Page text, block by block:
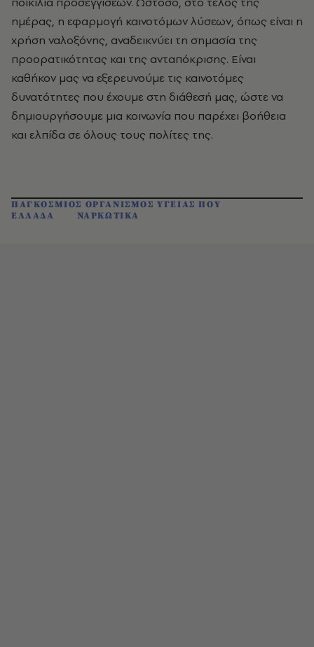
ημέρας, η εφαρμογή καινοτόμων λύσεων, όπως είναι η
χρήση ναλοξόνης, αναδεικνύει τη σημασία της
προορατικότητας και της ανταπόκρισης. Είναι
καθήκον μας να εξερευνούμε τις καινοτόμες
δυνατότητες που έχουμε στη διάθεσή μας, ώστε να
δημιουργήσουμε μια κοινωνία που παρέχει βοήθεια
και ελπίδα σε όλους τους πολίτες της.
ΠΑΓΚΟΣΜΙΟΣ ΟΡΓΑΝΙΣΜΟΣ ΥΓΕΙΑΣ ΠΟΥ
ΕΛΛΑΔΑ
ΝΑΡΚΩΤΙΚΑ